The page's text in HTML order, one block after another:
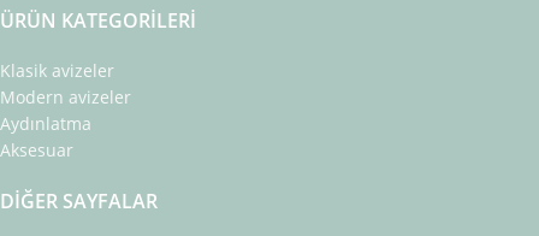
ÜRÜN KATEGORILERI
Klasik avizeler
Modern avizeler
Aydınlatma
Aksesuar
DIĞER SAYFALAR